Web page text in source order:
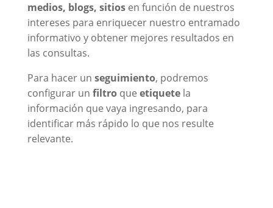
medios, blogs, sitiosen función de nuestros
intereses para enriquecer nuestro entramado
informativo y obtener mejores resultados en
las consultas.
Para hacer un seguimiento, podremos
configurar un filtroque etiquetela
información que vaya ingresando, para
identificar más rápido lo que nos resulte
relevante.